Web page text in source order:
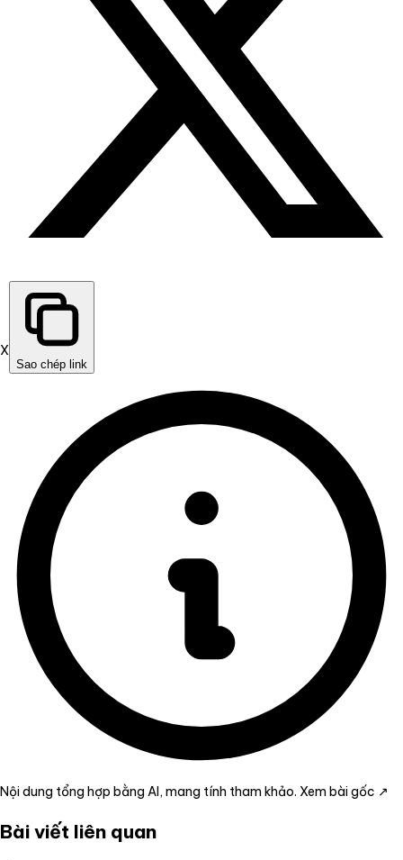
X
Sao chép link
Nội dung tổng hợp bằng AI, mang tính tham khảo. Xem bài gốc ↗
Bài viết liên quan